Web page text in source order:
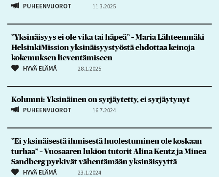
PUHEENVUOROT 11.3.2025
”Yksinäisyys ei ole vika tai häpeä” – Maria Lähteenmäki
HelsinkiMission yksinäisyystyöstä ehdottaa keinoja
kokemuksen lieventämiseen
HYVÄ ELÄMÄ 28.1.2025
Kolumni: Yksinäinen on syrjäytetty, ei syrjäytynyt
PUHEENVUOROT 16.7.2024
”Ei yksinäisestä ihmisestä huolestuminen ole koskaan
turhaa” – Vuosaaren lukion tutorit Alina Kentz ja Minea
Sandberg pyrkivät vähentämään yksinäisyyttä
HYVÄ ELÄMÄ 23.1.2024